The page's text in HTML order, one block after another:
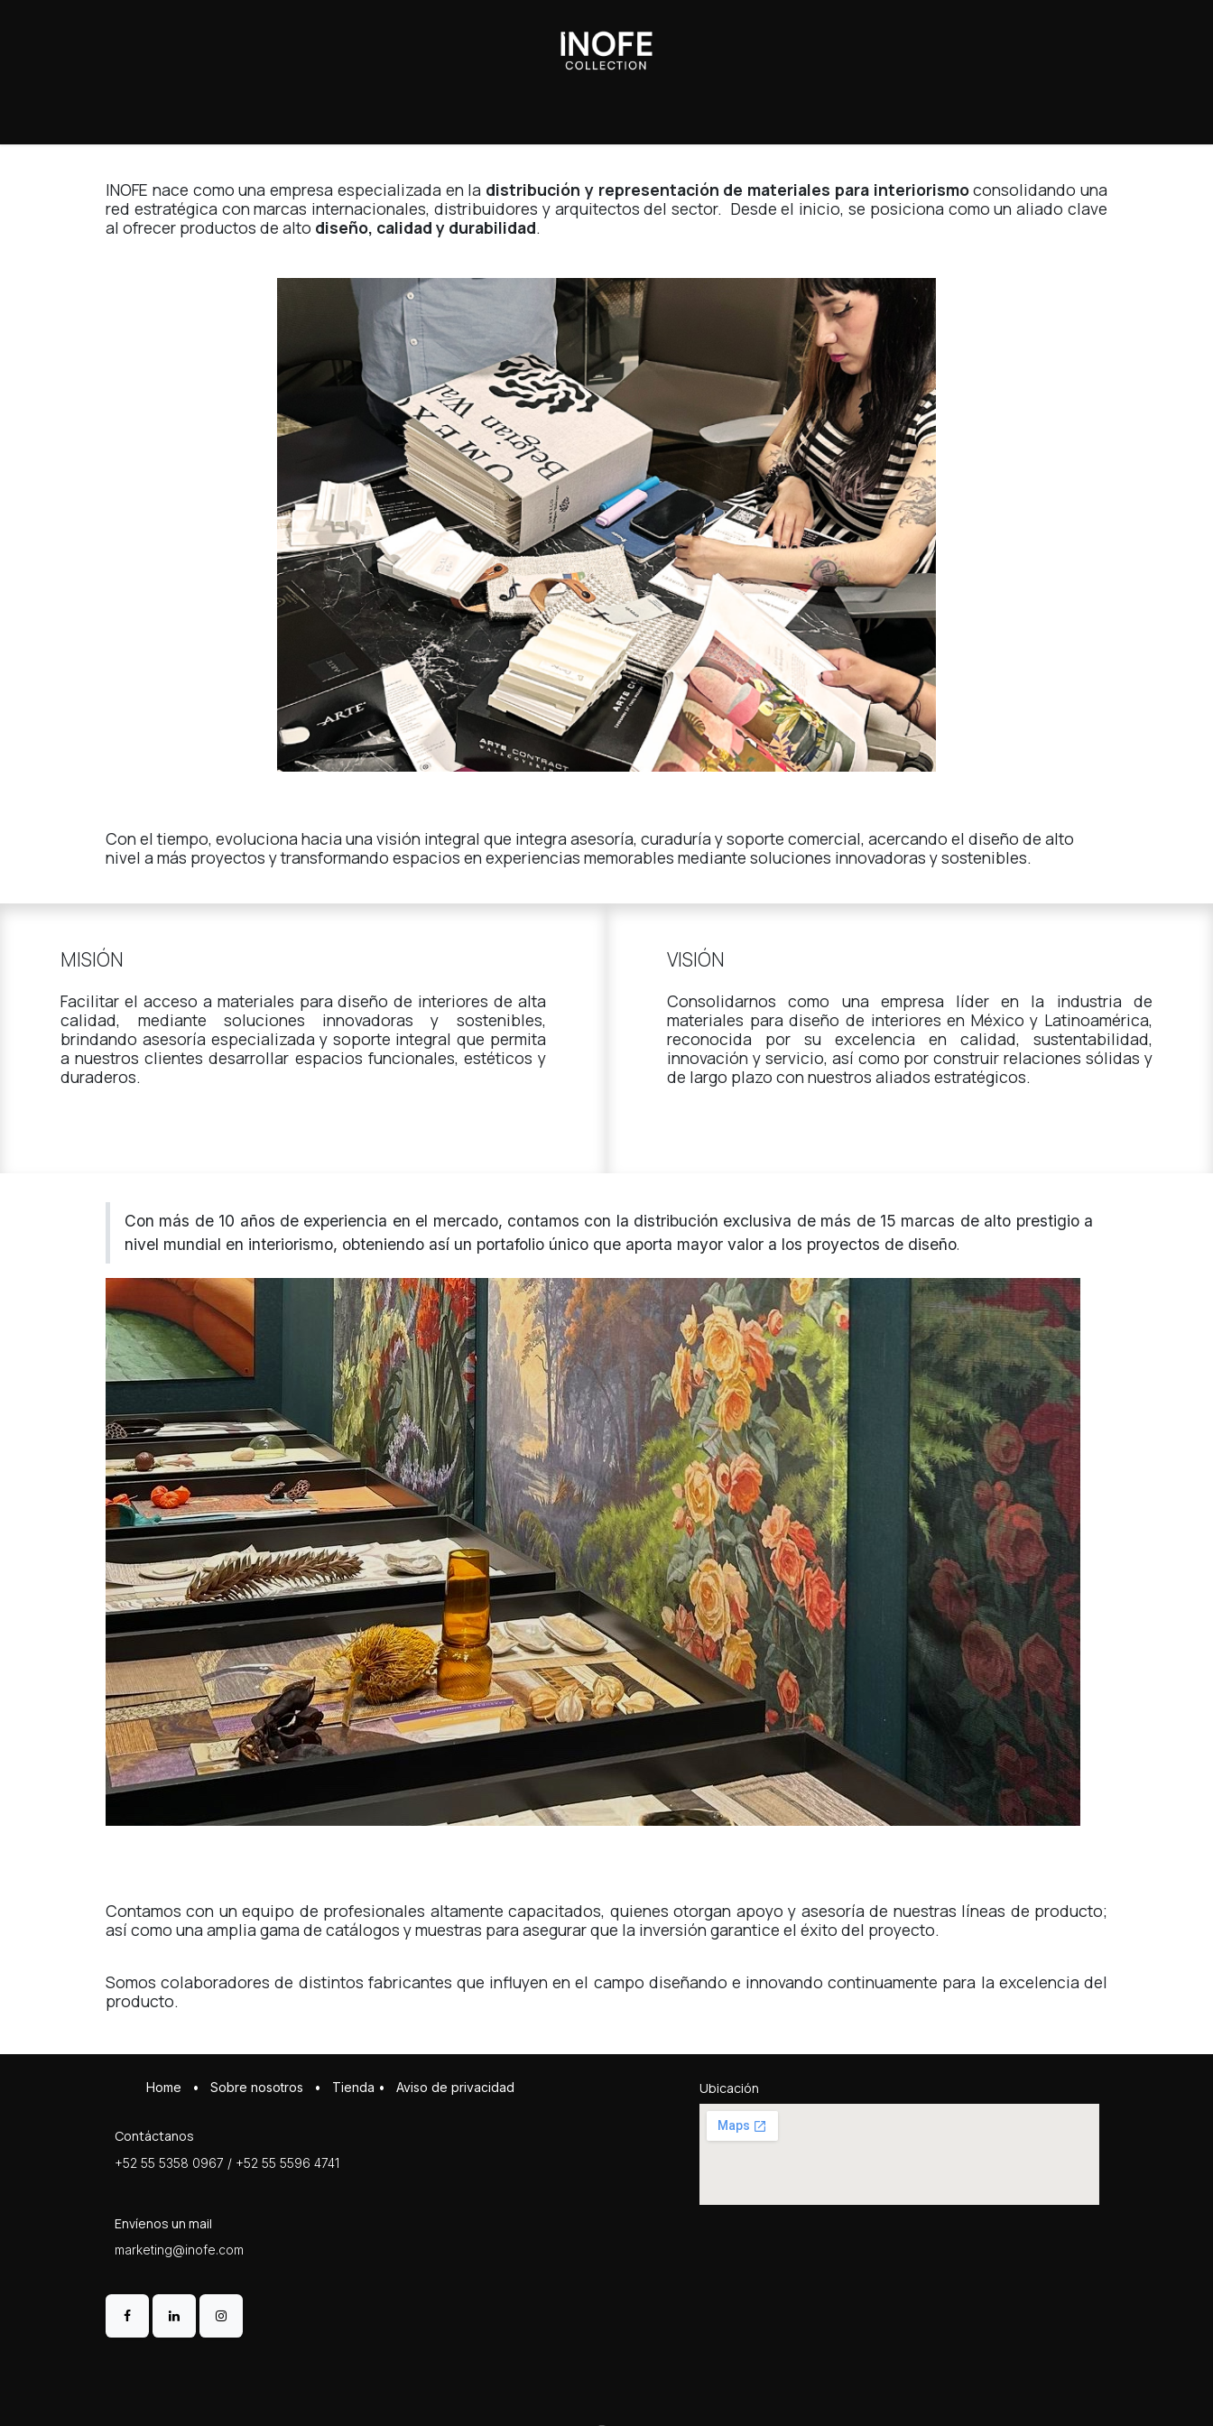
INOFE nace como una empresa especializada en la distribución y representación de materiales para interiorismoconsolidando una
red estratégica con marcas internacionales, distribuidores y arquitectos del sector. Desde el inicio, se posiciona como un aliado clave
al ofrecer productos de alto diseño, calidad y durabilidad.
Con el tiempo, evoluciona hacia una visión integral que integra asesoría, curaduría y soporte comercial, acercando el diseño de alto
nivel a más proyectos y transformando espacios en experiencias memorables mediante soluciones innovadoras y sostenibles.
MISIÓN
Facilitar el acceso a materiales para diseño de interiores de alta
calidad, mediante soluciones innovadoras y sostenibles,
brindando asesoría especializada y soporte integral que permita
a nuestros clientes desarrollar espacios funcionales, estéticos y
duraderos.
VISIÓN
Consolidarnos como una empresa líder en la industria de
materiales para diseño de interiores en México y Latinoamérica,
reconocida por su excelencia en calidad, sustentabilidad,
innovación y servicio, así como por construir relaciones sólidas y
de largo plazo con nuestros aliados estratégicos.
Con más de 10 años de experiencia en el mercado, contamos con la distribución exclusiva de más de 15 marcas de alto prestigio a
nivel mundial en interiorismo, obteniendo así un portafolio único que aporta mayor valor a los proyectos de diseño.
Contamos con un equipo de profesionales altamente capacitados, quienes otorgan apoyo y asesoría de nuestras líneas de producto;
así como una amplia gama de catálogos y muestras para asegurar que la inversión garantice el éxito del proyecto.
Somos colaboradores de distintos fabricantes que influyen en el campo diseñando e innovando continuamente para la excelencia del
producto.
Ubicación
Home • Sobre ​n​osotros • Tienda • Aviso de privacidad
Contáctanos
+52 55 5358 0967 / +52 55 5596 4741
Envíenos un mail
marketing@inofe.com